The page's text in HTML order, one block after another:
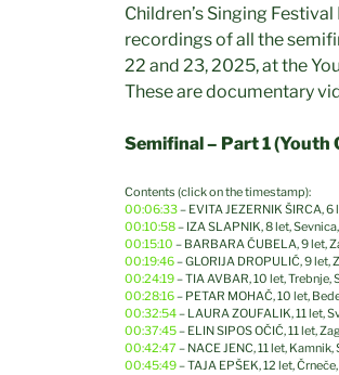
Children’s Singing
recordings of all the
22 and 23, 2025, at the
These are documentary
Semifinal – Part 1
Contents (click on the timestamp):
00:06:33– EVITA JEZERNIK ŠIRCA,
00:10:58– IZA SLAPNIK, 8 let,
00:15:10 – BARBARA ĆUBELA, 9 let,
00:19:46– GLORIJA DROPULIĆ, 9 let,
00:24:19– TIA AVBAR, 10 let,
00:28:16– PETAR MOHAČ, 10 let,
00:32:54– LAURA ZOUFALIK, 11 let,
00:37:45– ELIN SIPOS OČIĆ, 11 let,
00:42:47 – NACE JENC, 11 let,
00:45:49– TAJA EPŠEK, 12 let,
Občina Brežice